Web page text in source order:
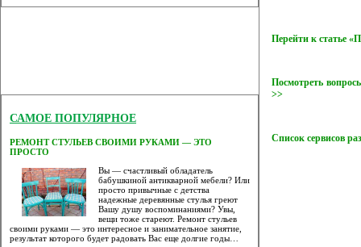
САМОЕ ПОПУЛЯРНОЕ
РЕМОНТ СТУЛЬЕВ СВОИМИ РУКАМИ — ЭТО
ПРОСТО
Вы — счастливый обладатель
бабушкиной антикварной мебели? Или
просто привычные с детства
надежные деревянные стулья греют
Вашу душу воспоминаниями? Увы,
вещи тоже стареют. Ремонт стульев
своими руками — это интересное и занимательное занятие,
результат которого будет радовать Вас еще долгие годы…
Перейти к статье
Посмотреть
>>
Список сервисов